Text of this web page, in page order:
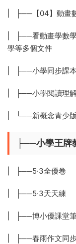
| ├──【04】動畫
| ├──看動畫學數
學等多個文件
| ├──小學同步課
| ├──小學閱讀理
| └──新概念青少
├──小學王牌
| ├──5·3全優卷
| ├──5·3天天練
| ├──博小優課堂
| ├──春雨作文同